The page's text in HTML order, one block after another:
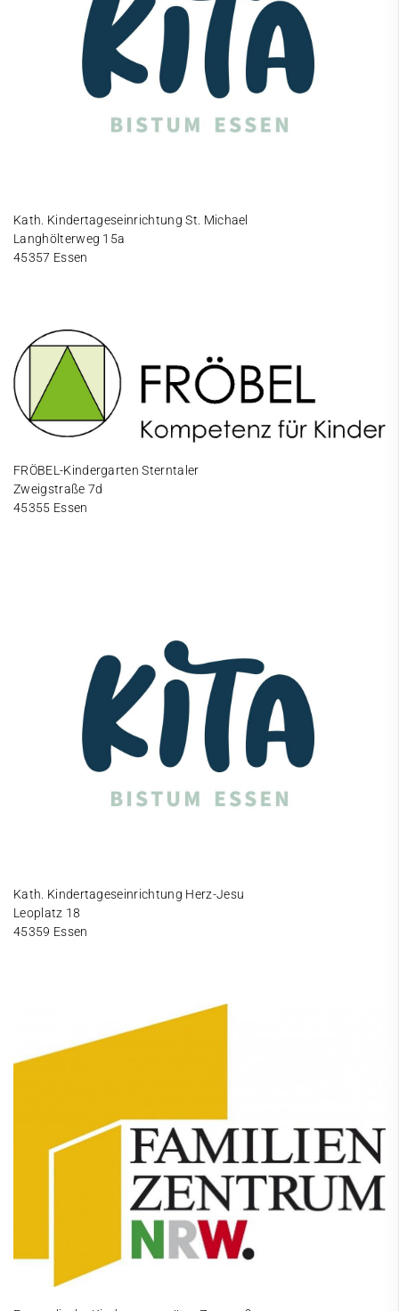
Kath. Kindertageseinrichtung St. Michael
Langhölterweg 15a
45357 Essen
FRÖBEL-Kindergarten Sterntaler
Zweigstraße 7d
45355 Essen
Kath. Kindertageseinrichtung Herz-Jesu
Leoplatz 18
45359 Essen